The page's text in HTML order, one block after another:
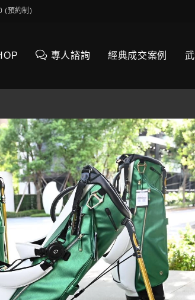
(預約制)
專人諮詢 經典成交案例